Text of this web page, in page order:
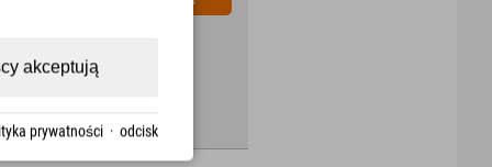
akceptują
prywatności · odcisk